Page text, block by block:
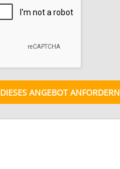
DIESES ANGEBOT ANFORDERN